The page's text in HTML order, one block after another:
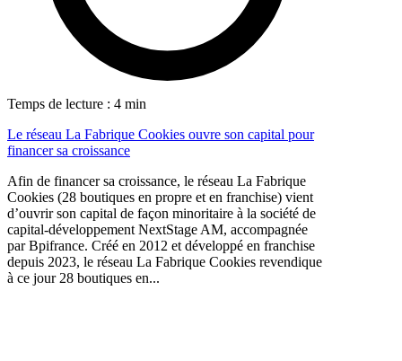
Temps de lecture : 4 min
Le réseau La Fabrique Cookies ouvre son capital pour
financer sa croissance
Afin de financer sa croissance, le réseau La Fabrique
Cookies (28 boutiques en propre et en franchise) vient
d’ouvrir son capital de façon minoritaire à la société de
capital-développement NextStage AM, accompagnée
par Bpifrance. Créé en 2012 et développé en franchise
depuis 2023, le réseau La Fabrique Cookies revendique
à ce jour 28 boutiques en...